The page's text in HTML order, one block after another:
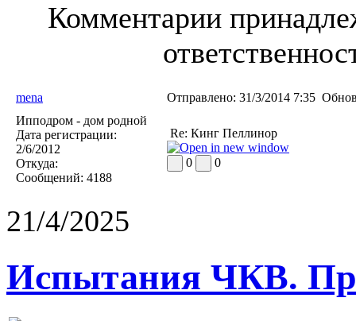
Комментарии
mena Отправлено: 31/3/2014 7:35
Ипподром - дом родной
Дата регистрации:
2/6/2012
Откуда:
Сообщений: 4188
Re: Кинг Пеллинор
0 0
21/4/2025
Испытания ЧКВ.